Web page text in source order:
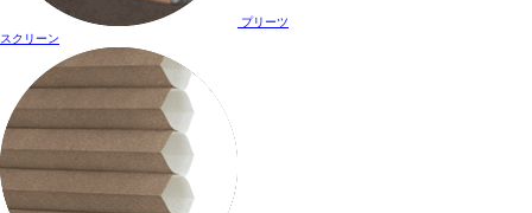
プリーツ
スクリーン